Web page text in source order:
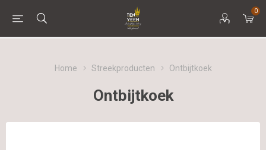
0
Home Streekproducten Ontbijtkoek
Ontbijtkoek